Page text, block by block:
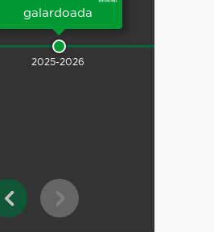
2025-2026
galardoada